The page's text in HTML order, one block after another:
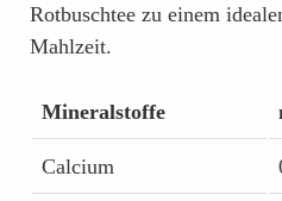
Rotbuschtee zu einem
Mahlzeit.
Mineralstoffe
Calcium